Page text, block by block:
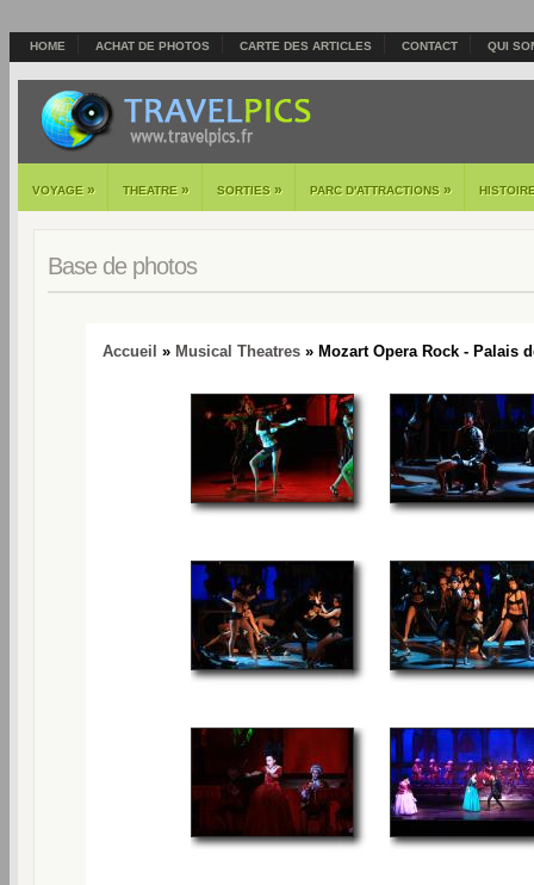
HOME ACHAT DE PHOTOS CARTE DES ARTICLES CONTACT QUI
VOYAGE » THEATRE » SORTIES » PARC D'ATTRACTIONS »
Base de photos
Accueil » Musical Theatres » Mozart Opera Rock - Palais